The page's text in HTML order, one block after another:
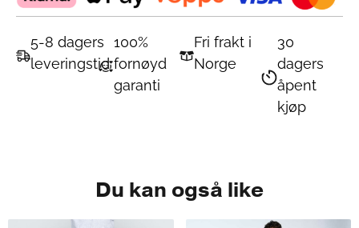
5-8 dagers
leveringstid
100%
fornøyd
garanti
Fri frakt i
Norge
30
dagers
åpent
kjøp
Du kan også like